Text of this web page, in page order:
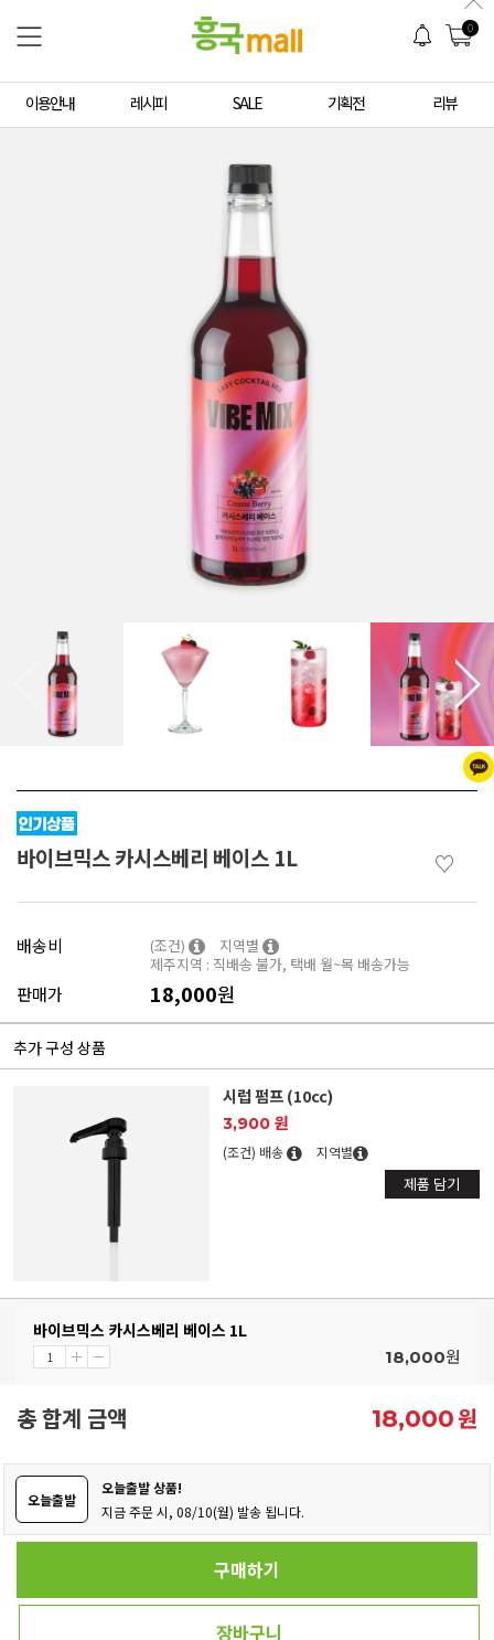
0
이용안내 레시피 SALE 기획전 리뷰
바이브믹스 카시스베리 베이스 1L ♡
배송비 (조건)
지역별
제주지역 : 직배송 불가, 택배 월~목 배송가능
판매가 18,000원
추가 구성 상품
시럽 펌프 (10cc)
3,900 원
(조건) 배송 지역별
제품 담기
바이브믹스 카시스베리 베이스 1L
18,000원
총 합계 금액 18,000원
오늘출발
오늘출발 상품!
지금 주문 시, 08/10(월) 발송 됩니다.
구매하기
장바구니